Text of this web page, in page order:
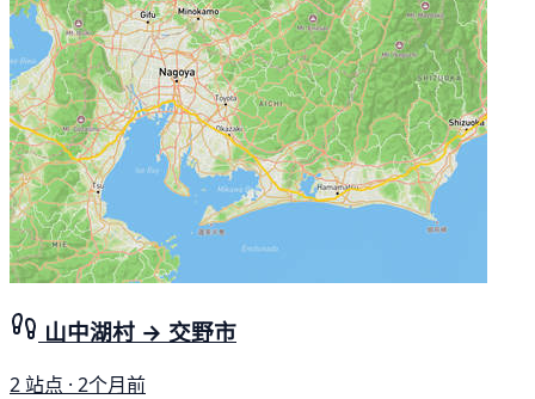
山中湖村 → 交野市
2 站点 · 2个月前